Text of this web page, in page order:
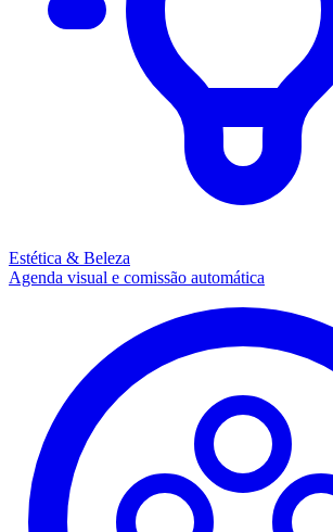
Estética & Beleza
Agenda visual e comissão automática